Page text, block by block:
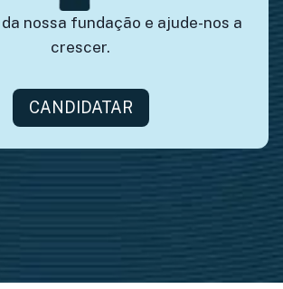
nossa fundação e ajude-nos a
crescer.
CANDIDATAR